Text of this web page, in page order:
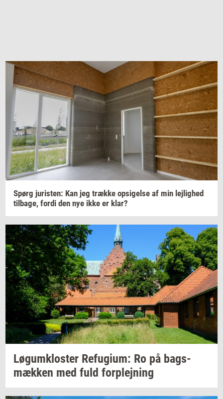
Spørg juri­sten: Kan jeg træk­ke op­si­gel­se af min lej­lig­hed
til­ba­ge, fordi den nye ikke er klar?
Løgum­klo­ster Re­fu­gi­um: Ro på bags­
mæk­ken med fuld for­plej­ning